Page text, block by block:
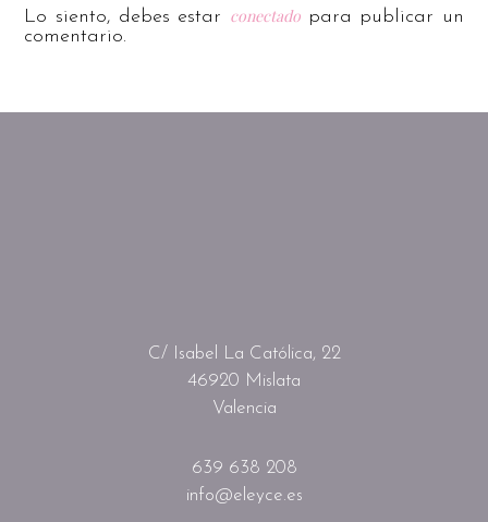
Lo siento, debes estar conectadopara publicar un
comentario.
C/ Isabel La Católica, 22
46920 Mislata
Valencia
639 638 208
info@eleyce.es